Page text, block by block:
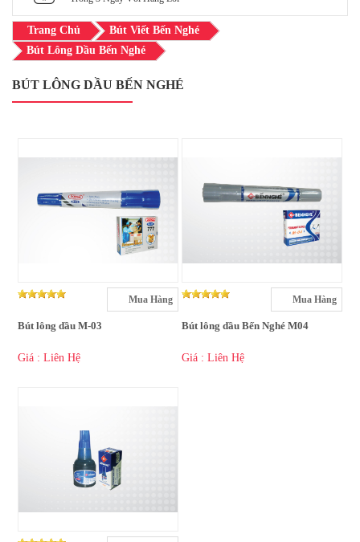
Trang Chủ
Bút Viết Bến Nghé
Bút Lông Dầu Bến Nghé
BÚT LÔNG DẦU BẾN NGHÉ
Mua Hàng
Bút lông dầu M-03
Giá : Liên Hệ
Mua Hàng
Bút lông dầu Bến Nghé M04
Giá : Liên Hệ